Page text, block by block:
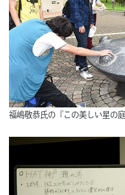
福嶋敬恭氏の『この美しい星の